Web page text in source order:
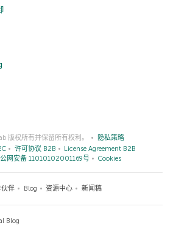
版权所有并保留所有权利。
隐私策略
许可协议 B2B
License Agreement B2B
网安备 11010102001169号 Cookies
伙伴 Blog 资源中心 新闻稿
Blog